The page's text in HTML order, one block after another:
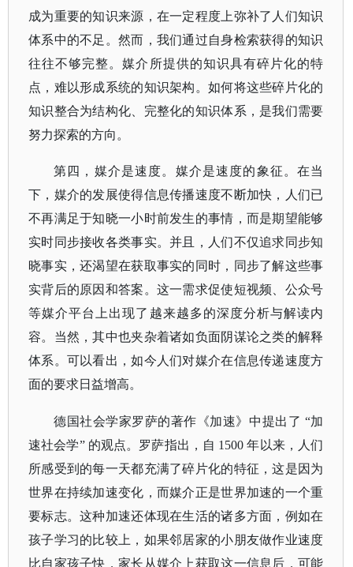
成为重要的知识来源，在一定程度上弥补了人们知识
体系中的不足。然而，我们通过自身检索获得的知识
往往不够完整。媒介所提供的知识具有碎片化的特
点，难以形成系统的知识架构。如何将这些碎片化的
知识整合为结构化、完整化的知识体系，是我们需要
努力探索的方向。
第四，媒介是速度。媒介是速度的象征。在当
下，媒介的发展使得信息传播速度不断加快，人们已
不再满足于知晓一小时前发生的事情，而是期望能够
实时同步接收各类事实。并且，人们不仅追求同步知
晓事实，还渴望在获取事实的同时，同步了解这些事
实背后的原因和答案。这一需求促使短视频、公众号
等媒介平台上出现了越来越多的深度分析与解读内
容。当然，其中也夹杂着诸如负面阴谋论之类的解释
体系。可以看出，如今人们对媒介在信息传递速度方
面的要求日益增高。
德国社会学家罗萨的著作《加速》中提出了 “加
速社会学” 的观点。罗萨指出，自 1500 年以来，人们
所感受到的每一天都充满了碎片化的特征，这是因为
世界在持续加速变化，而媒介正是世界加速的一个重
要标志。这种加速还体现在生活的诸多方面，例如在
孩子学习的比较上，如果邻居家的小朋友做作业速度
比自家孩子快，家长从媒介上获取这一信息后，可能